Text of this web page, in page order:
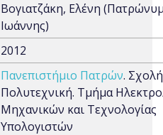
Βογιατζάκη, Ελένη
Ιωάννης)
2012
Πανεπιστήμιο Πατρών. Σχολή
Πολυτεχνική. Τμήμα
Μηχανικών και Τεχνολογίας
Υπολογιστών